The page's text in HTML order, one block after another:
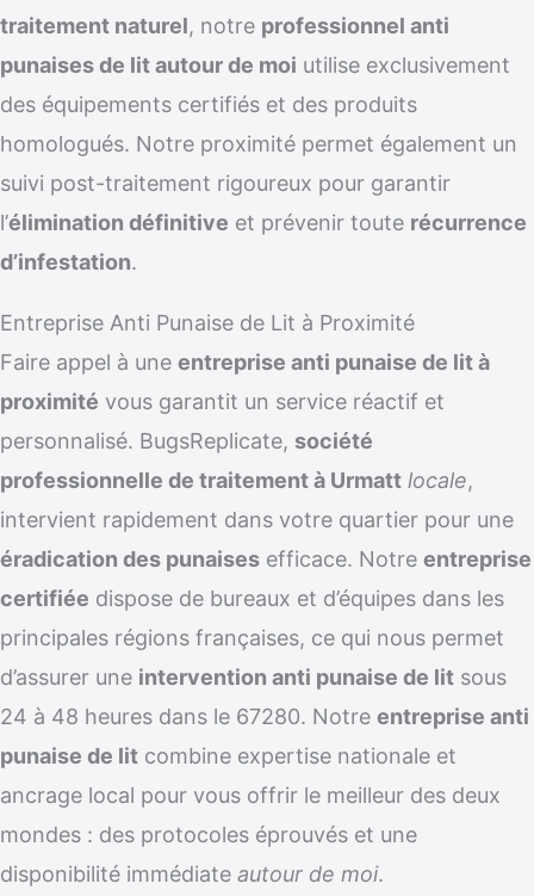
traitement naturel, notre professionnel anti
punaises de lit autour de moi utilise exclusivement
des équipements certifiés et des produits
homologués. Notre proximité permet également un
suivi post-traitement rigoureux pour garantir
l’élimination définitive et prévenir toute récurrence
d’infestation.
Entreprise Anti Punaise de Lit à Proximité
Faire appel à une entreprise anti punaise de lit à
proximité vous garantit un service réactif et
personnalisé. BugsReplicate, société
professionnelle de traitement à Urmatt locale,
intervient rapidement dans votre quartier pour une
éradication des punaises efficace. Notre entreprise
certifiée dispose de bureaux et d’équipes dans les
principales régions françaises, ce qui nous permet
d’assurer une intervention anti punaise de lit sous
24 à 48 heures dans le 67280. Notre entreprise anti
punaise de lit combine expertise nationale et
ancrage local pour vous offrir le meilleur des deux
mondes : des protocoles éprouvés et une
disponibilité immédiate autour de moi.